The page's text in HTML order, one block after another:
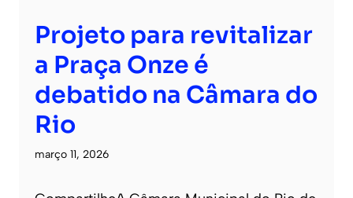
Projeto para revitalizar
a Praça Onze é
debatido na Câmara do
Rio
março 11, 2026